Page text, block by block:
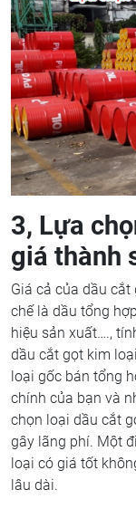
3, Lựa
giá thành
Giá cả của dầu
chế là dầu tổng
hiệu sản xuất….,
dầu cắt gọt kim
loại gốc bán tổng
chính của bạn và
chọn loại dầu cắt
gây lãng phí. Một
loại có giá tốt
lâu dài.